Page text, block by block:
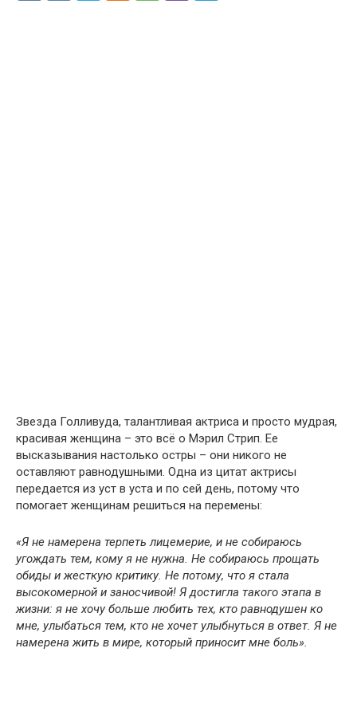
Звезда Голливуда, талантливая актриса и просто мудрая,
красивая женщина – это всё о Мэрил Стрип. Ее
высказывания настолько остры – они никого не
оставляют равнодушными. Одна из цитат актрисы
передается из уст в уста и по сей день, потому что
помогает женщинам решиться на перемены:
«Я не намерена терпеть лицемерие, и не собираюсь
угождать тем, кому я не нужна. Не собираюсь прощать
обиды и жесткую критику. Не потому, что я стала
высокомерной и заносчивой! Я достигла такого этапа в
жизни: я не хочу больше любить тех, кто равнодушен ко
мне, улыбаться тем, кто не хочет улыбнуться в ответ. Я не
намерена жить в мире, который приносит мне боль».